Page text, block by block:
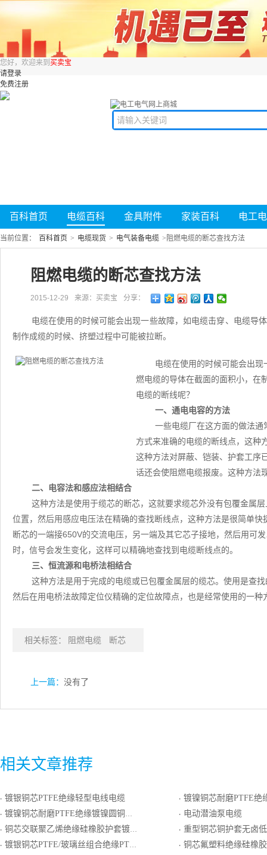
您好，欢迎来到 买卖宝
请登录
免费注册
百科首页 电缆百科 金具附件 家装百科 电工
当前位置： 百科首页 > 电缆现货 > 电气装备电缆 > 阻燃电缆的断芯查找方法
阻燃电缆的断芯查找方法
2015-12-29 来源：买卖宝 分享：
电缆在使用的时候可能会出现一些故障，如电缆击穿、电缆导
制作成缆的时候、挤塑过程中可能被拉断。
电缆在使用的时候可能会出
燃电缆的导体在截面的面积小，在
电缆的断线呢？
一、通电电容的方法
一些电缆厂在这方面的做法
方式来准确的电缆的断线点，这种
这种方法对屏蔽、铠装、护套工序
话还会使阻燃电缆报废。这种方法
二、电容法和感应法相结合
这种方法是使用于缆芯的断芯，这就要求缆芯外没有包覆金属
位置，然后用感应电压法在精确的查找断线点，这种方法是很简单
断芯的一端接650V的交流电压，另一端及其它芯子接地，然后用可
时，信号会发生变化，这样可以精确地查找到电缆断线点的。
三、恒流源和电桥法相结合
这种方法是用于完成的电缆或已包覆金属层的缆芯。使用是查
然后在用电桥法故障定位仪精确的定位故障点，也是经常使用的一种
相关标签： 阻燃电缆 断芯
上一篇： 没有了
相关文章推荐
· 镀银铜芯PTFE绝缘轻型电线电缆
· 镀镍铜芯耐磨PTFE绝缘镀镍圆铜线编织屏蔽PFA护套电线电缆
· 铜芯交联聚乙烯绝缘硅橡胶护套镀锡铜丝编织总屏计算机电缆
· 镀银铜芯PTFE/玻璃丝组合绝缘PTFE生带护套电线电缆
· 镀镍铜芯耐磨PTFE绝缘
· 电动潜油泵电缆
· 重型铜芯铜护套无卤低烟聚烯烃外护套无机复
· 铜芯氟塑料绝缘硅橡胶护套铜丝编织